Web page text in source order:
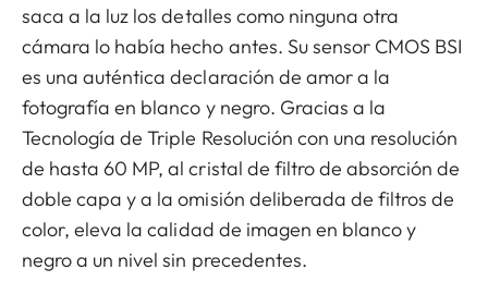
saca a la luz los detalles como ninguna otra
cámara lo había hecho antes. Su sensor CMOS BSI
es una auténtica declaración de amor a la
fotografía en blanco y negro. Gracias a la
Tecnología de Triple Resolución con una resolución
de hasta 60 MP, al cristal de filtro de absorción de
doble capa y a la omisión deliberada de filtros de
color, eleva la calidad de imagen en blanco y
negro a un nivel sin precedentes.